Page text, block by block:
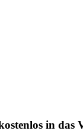
in das